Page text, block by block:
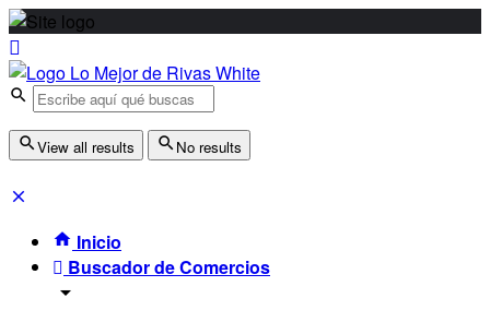
View all results No results
Inicio
Buscador de Comercios